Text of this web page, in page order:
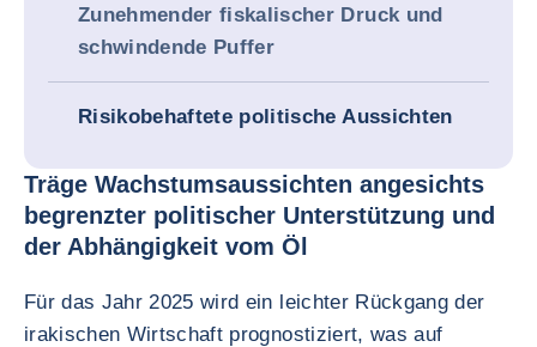
Zunehmender fiskalischer Druck und
schwindende Puffer
Risikobehaftete politische Aussichten
Träge Wachstumsaussichten angesichts
begrenzter politischer Unterstützung und
der Abhängigkeit vom Öl
Für das Jahr 2025 wird ein leichter Rückgang der
irakischen Wirtschaft prognostiziert, was auf